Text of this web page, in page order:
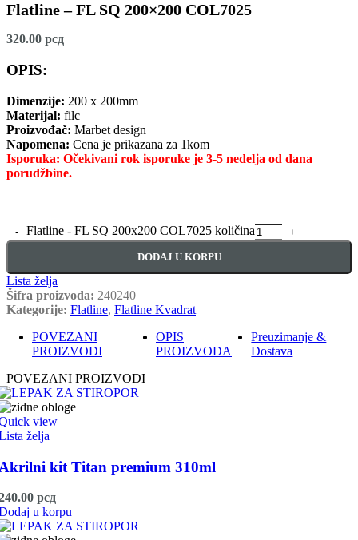
Flatline – FL SQ 200×200 COL7025
320.00 рсд
OPIS:
Dimenzije: 200 x 200mm
Materijal: filc
Proizvođač: Marbet design
Napomena: Cena je prikazana za 1kom
Isporuka: Očekivani rok isporuke je 3-5 nedelja od dana
porudžbine.
Flatline - FL SQ 200x200 COL7025 količina
DODAJ U KORPU
Lista želja
Šifra proizvoda: 240240
Kategorije: Flatline, Flatline Kvadrat
POVEZANI
PROIZVODI
OPIS
PROIZVODA
Preuzimanje &
Dostava
POVEZANI PROIZVODI
view
želja
kit Titan premium 310ml
рсд
u korpu